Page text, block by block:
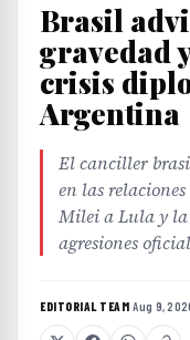
Brasil
gravedad
crisis
Argentina
El canciller
en las
Milei a Lula y la
agresiones
EDITORIAL TEAM·Aug 9,